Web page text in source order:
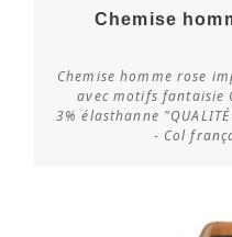
Vérifier
Chemise
Chemise homme rose
avec motifs fantaisie
3% élasthanne "QUALITÉ
- Col